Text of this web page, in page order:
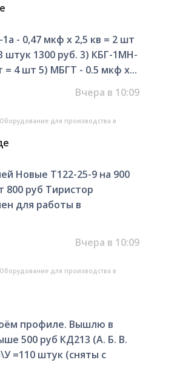
- 0,47 мкф х 2,5 кв = 2 шт
штук 1300 руб. 3) КБГ-1МН-
= 4 шт 5) МБГТ - 0.5 мкф х...
Вчера в 10:09
Оборудование для производства в
Новые Т122-25-9 на 900
800 руб Тиристор
для работы в
Вчера в 10:09
Оборудование для производства в
профиле. Вышлю в
500 руб КД213 (А. Б. В.
=110 штук (сняты с